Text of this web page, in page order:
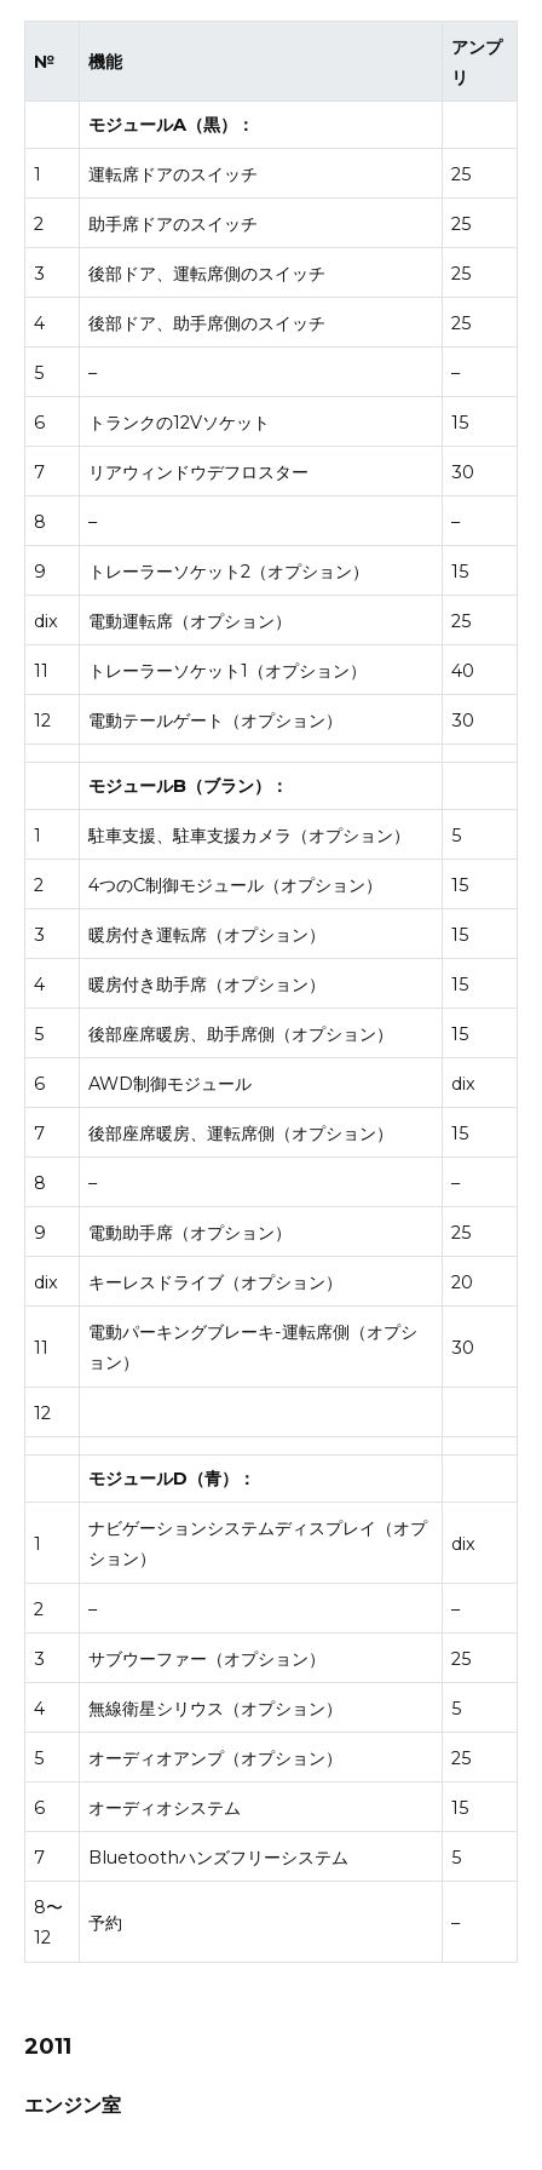
№ 機能
アンプ
リ
モジュールA（黒）：
1 運転席ドアのスイッチ 25
2 助手席ドアのスイッチ 25
3 後部ドア、運転席側のスイッチ 25
4 後部ドア、助手席側のスイッチ 25
5 – –
6 トランクの12Vソケット 15
7 リアウィンドウデフロスター 30
8 – –
9 トレーラーソケット2（オプション） 15
dix 電動運転席（オプション） 25
11 トレーラーソケット1（オプション） 40
12 電動テールゲート（オプション） 30
モジュールB（ブラン）：
1 駐車支援、駐車支援カメラ（オプション） 5
2 4つのC制御モジュール（オプション） 15
3 暖房付き運転席（オプション） 15
4 暖房付き助手席（オプション） 15
5 後部座席暖房、助手席側（オプション） 15
6 AWD制御モジュール dix
7 後部座席暖房、運転席側（オプション） 15
8 – –
9 電動助手席（オプション） 25
dix キーレスドライブ（オプション） 20
11
電動パーキングブレーキ-運転席側（オプシ
ョン）
30
12
モジュールD（青）：
1
ナビゲーションシステムディスプレイ（オプ
ション）
dix
2 – –
3 サブウーファー（オプション） 25
4 無線衛星シリウス（オプション） 5
5 オーディオアンプ（オプション） 25
6 オーディオシステム 15
7 Bluetoothハンズフリーシステム 5
8〜
12
予約 –
2011
エンジン室